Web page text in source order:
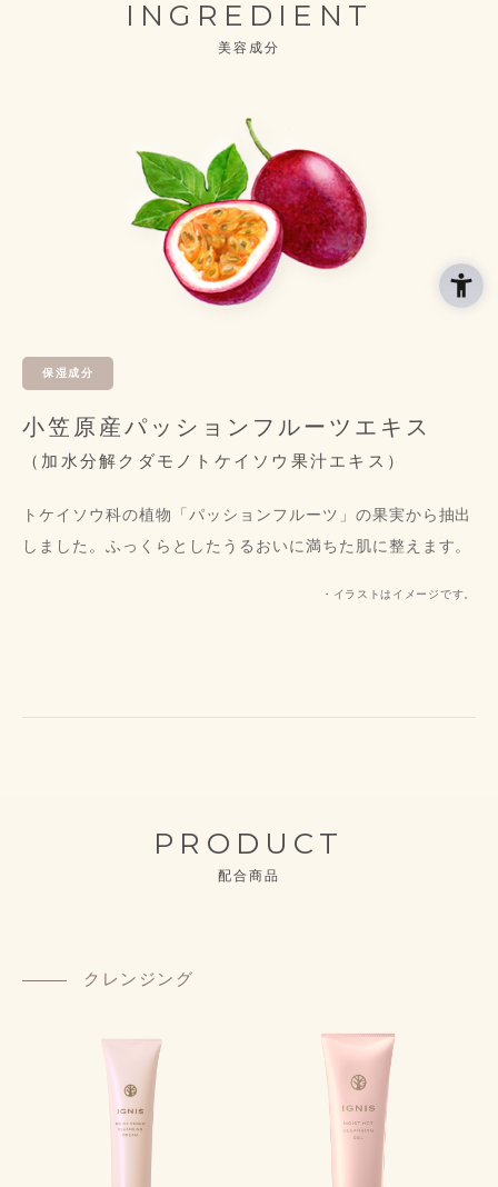
INGREDIENT
美容成分
保湿成分
小笠原産パッションフルーツエキス
（加水分解クダモノトケイソウ果汁エキス）
トケイソウ科の植物「パッションフルーツ」の果実から抽出
しました。ふっくらとしたうるおいに満ちた肌に整えます。
・イラストはイメージです。
PRODUCT
配合商品
クレンジング